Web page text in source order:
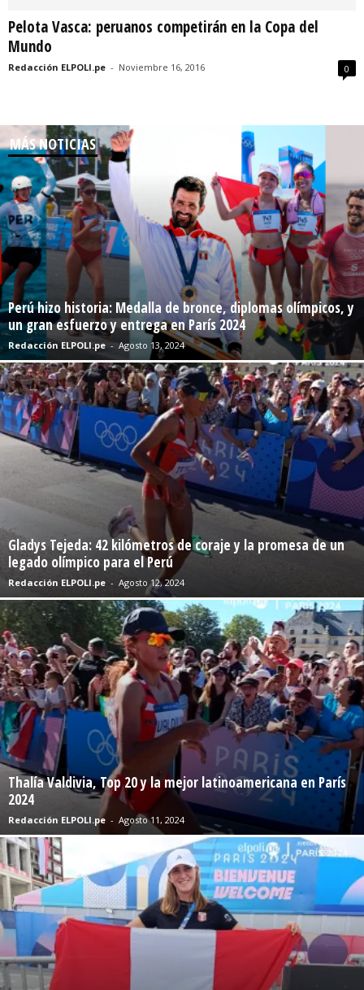
Pelota Vasca: peruanos competirán en la Copa del
Mundo
Redacción ELPOLI.pe - Noviembre 16, 2016 0
MÁS NOTICIAS
Perú hizo historia: Medalla de bronce, diplomas olímpicos, y
un gran esfuerzo y entrega en París 2024
Redacción ELPOLI.pe - Agosto 13, 2024
Gladys Tejeda: 42 kilómetros de coraje y la promesa de un
legado olímpico para el Perú
Redacción ELPOLI.pe - Agosto 12, 2024
Thalía Valdivia, Top 20 y la mejor latinoamericana en París
2024
Redacción ELPOLI.pe - Agosto 11, 2024